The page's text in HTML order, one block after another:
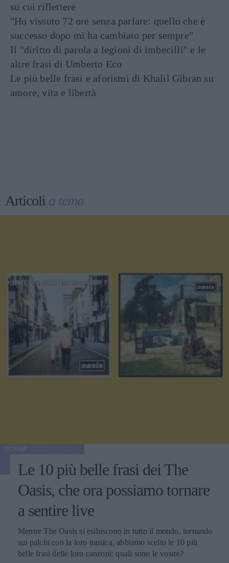
su cui riflettere
"Ho vissuto 72 ore senza parlare: quello che è
successo dopo mi ha cambiato per sempre"
Il "diritto di parola a legioni di imbecilli" e le
altre frasi di Umberto Eco
Le più belle frasi e aforismi di Khalil Gibran su
amore, vita e libertà
Articoli a tema
Le 10 più belle frasi dei The
Oasis, che ora possiamo tornare
a sentire live
Mentre The Oasis si esibiscono in tutto il mondo, tornando
sui palchi con la loro musica, abbiamo scelto le 10 più
belle frasi delle loro canzoni: quali sono le vostre?